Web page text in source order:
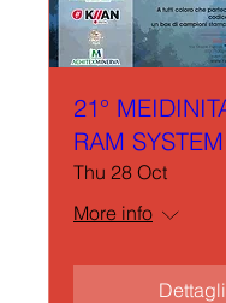
21°
RAM SYSTEM
Thu 28 Oct
More info
Dettagli